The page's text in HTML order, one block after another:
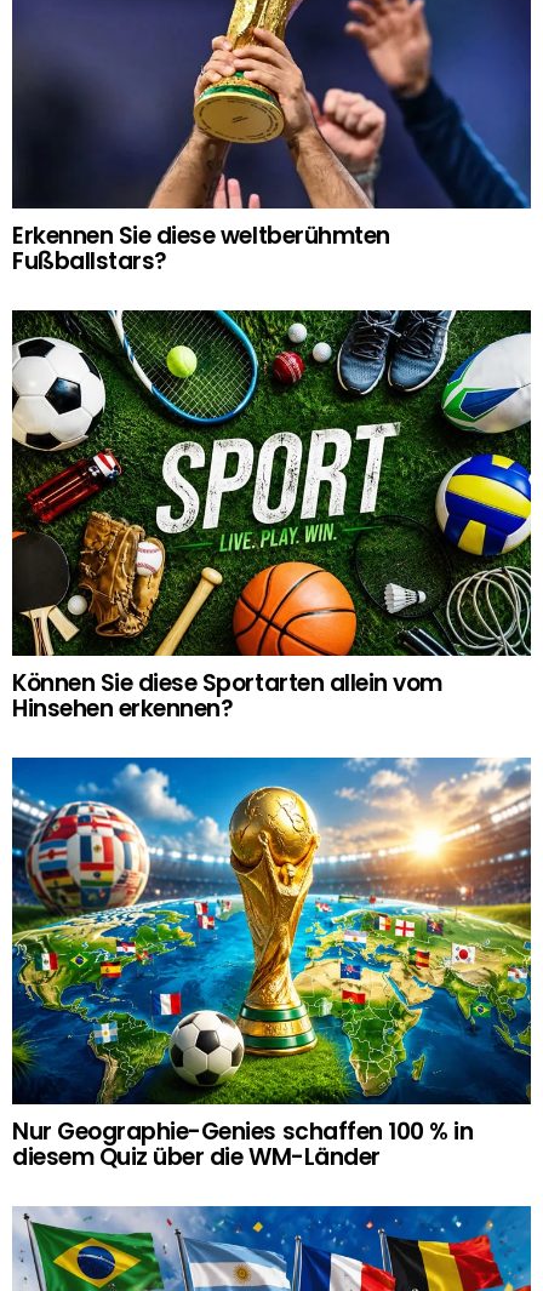
Erkennen Sie diese weltberühmten
Fußballstars?
Können Sie diese Sportarten allein vom
Hinsehen erkennen?
Nur Geographie-Genies schaffen 100 % in
diesem Quiz über die WM-Länder